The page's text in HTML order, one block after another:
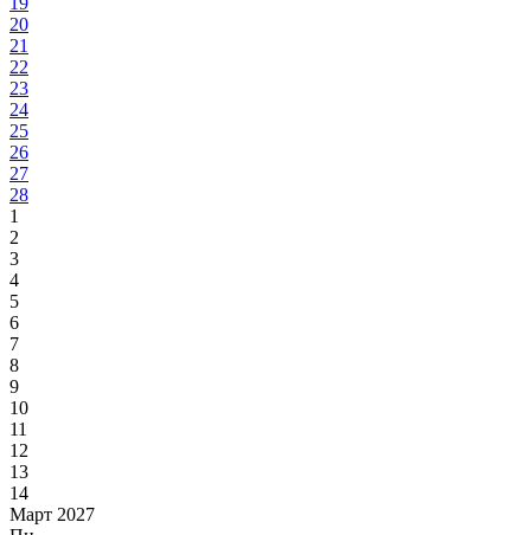
20
21
22
23
24
25
26
27
28
1
2
3
4
5
6
7
8
9
10
11
12
13
14
Март 2027